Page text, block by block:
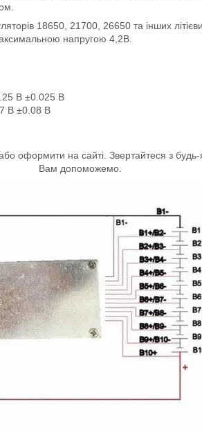
18650, 21700, 26650 та інших
напругою 4,2В.
В ±0.025 В
В ±0.08 В
оформити на сайті. Звертайтеся з
Вам допоможемо.